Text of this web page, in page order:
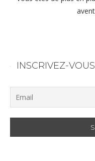
INSCRIVEZ-